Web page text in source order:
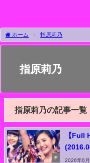
ホーム 指原莉乃
指原莉乃
指原莉乃の記事一覧
F
【Full
2026年6月